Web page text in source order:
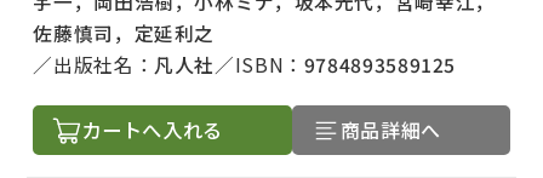
佐藤慎司，定延利之
出版社名： 凡人社 ISBN： 9784893589125
カートへ入れる 商品詳細へ